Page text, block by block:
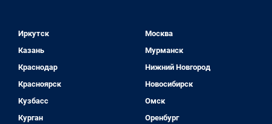
Иркутск
Казань
Краснодар
Красноярск
Кузбасс
Курган
Москва
Мурманск
Нижний Новгород
Новосибирск
Омск
Оренбург